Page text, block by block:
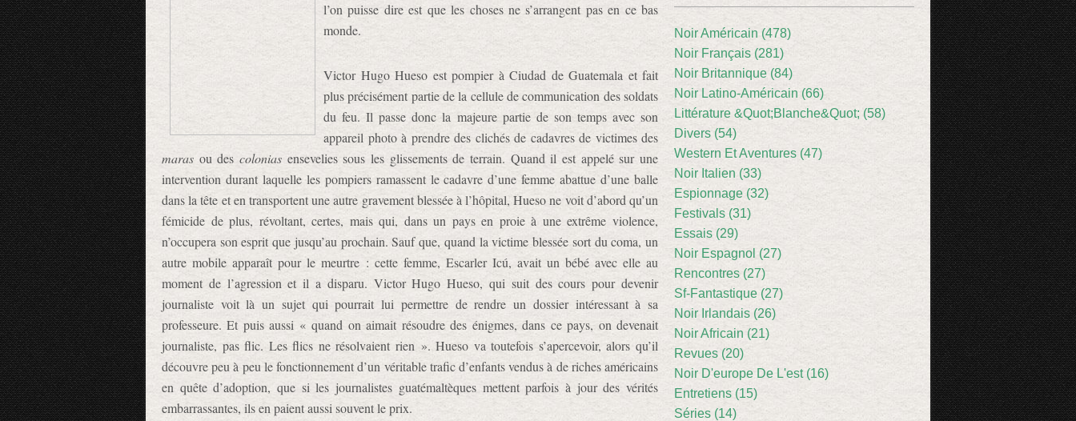
l’on puisse dire est que les choses ne s’arrangent pas en ce bas
monde.
Victor Hugo Hueso est pompier à Ciudad de Guatemala et fait
plus précisément partie de la cellule de communication des soldats
du feu. Il passe donc la majeure partie de son temps avec son
appareil photo à prendre des clichés de cadavres de victimes des
maras ou des colonias ensevelies sous les glissements de terrain. Quand il est appelé sur une
intervention durant laquelle les pompiers ramassent le cadavre d’une femme abattue d’une balle
dans la tête et en transportent une autre gravement blessée à l’hôpital, Hueso ne voit d’abord qu’un
fémicide de plus, révoltant, certes, mais qui, dans un pays en proie à une extrême violence,
n’occupera son esprit que jusqu’au prochain. Sauf que, quand la victime blessée sort du coma, un
autre mobile apparaît pour le meurtre : cette femme, Escarler Icú, avait un bébé avec elle au
moment de l’agression et il a disparu. Victor Hugo Hueso, qui suit des cours pour devenir
journaliste voit là un sujet qui pourrait lui permettre de rendre un dossier intéressant à sa
professeure. Et puis aussi « quand on aimait résoudre des énigmes, dans ce pays, on devenait
journaliste, pas flic. Les flics ne résolvaient rien ». Hueso va toutefois s’apercevoir, alors qu’il
découvre peu à peu le fonctionnement d’un véritable trafic d’enfants vendus à de riches américains
en quête d’adoption, que si les journalistes guatémaltèques mettent parfois à jour des vérités
embarrassantes, ils en paient aussi souvent le prix.
Noir Américain (478)
Noir Français (281)
Noir Britannique (84)
Noir Latino-Américain (66)
Littérature &Quot;Blanche&Quot; (58)
Divers (54)
Western Et Aventures (47)
Noir Italien (33)
Espionnage (32)
Festivals (31)
Essais (29)
Noir Espagnol (27)
Rencontres (27)
Sf-Fantastique (27)
Noir Irlandais (26)
Noir Africain (21)
Revues (20)
Noir D'europe De L'est (16)
Entretiens (15)
Séries (14)